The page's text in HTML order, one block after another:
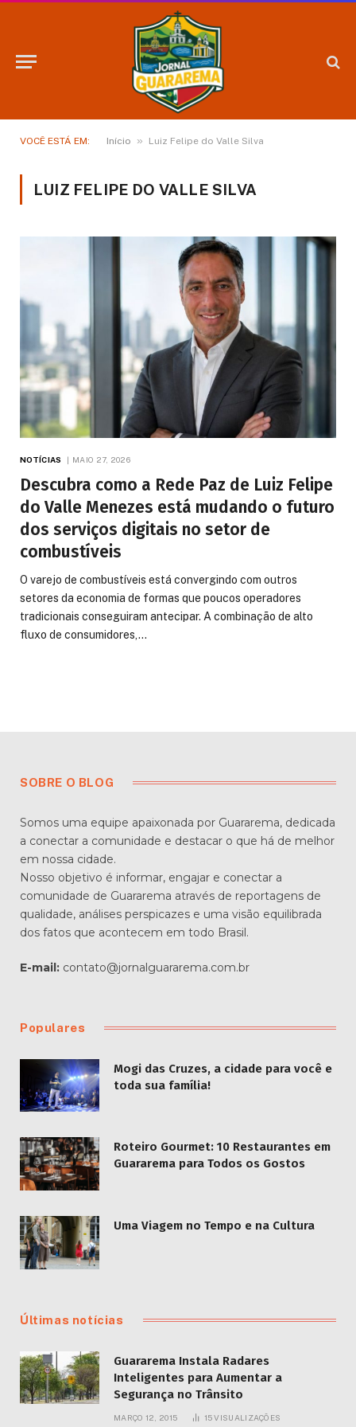
VOCÊ ESTÁ EM: Início » Luiz Felipe do Valle Silva
LUIZ FELIPE DO VALLE SILVA
NOTÍCIAS MAIO 27, 2026
Descubra como a Rede Paz de Luiz Felipe
do Valle Menezes está mudando o futuro
dos serviços digitais no setor de
combustíveis
O varejo de combustíveis está convergindo com outros
setores da economia de formas que poucos operadores
tradicionais conseguiram antecipar. A combinação de alto
fluxo de consumidores,…
SOBRE O BLOG
Somos uma equipe apaixonada por Guararema, dedicada
a conectar a comunidade e destacar o que há de melhor
em nossa cidade.
Nosso objetivo é informar, engajar e conectar a
comunidade de Guararema através de reportagens de
qualidade, análises perspicazes e uma visão equilibrada
dos fatos que acontecem em todo Brasil.
E-mail: contato@jornalguararema.com.br
Populares
Mogi das Cruzes, a cidade para você e
toda sua família!
Roteiro Gourmet: 10 Restaurantes em
Guararema para Todos os Gostos
Uma Viagem no Tempo e na Cultura
Últimas notícias
Guararema Instala Radares
Inteligentes para Aumentar a
Segurança no Trânsito
MARÇO 12, 2015 15VISUALIZAÇÕES